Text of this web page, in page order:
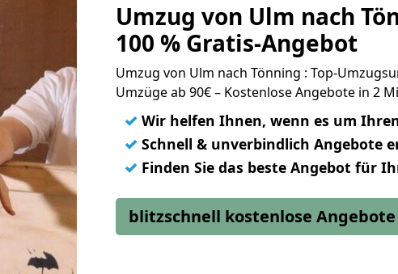
Umzug von Ulm nach
100 % Gratis-Angebot
Umzug von Ulm nach Tönning : Top-
Umzüge ab 90€ – Kostenlose Angebote in 2
✓ Wir helfen Ihnen, wenn es um
✓ Schnell & unverbindlich Angebote
✓ Finden Sie das beste Angebot für
blitzschnell kostenlose